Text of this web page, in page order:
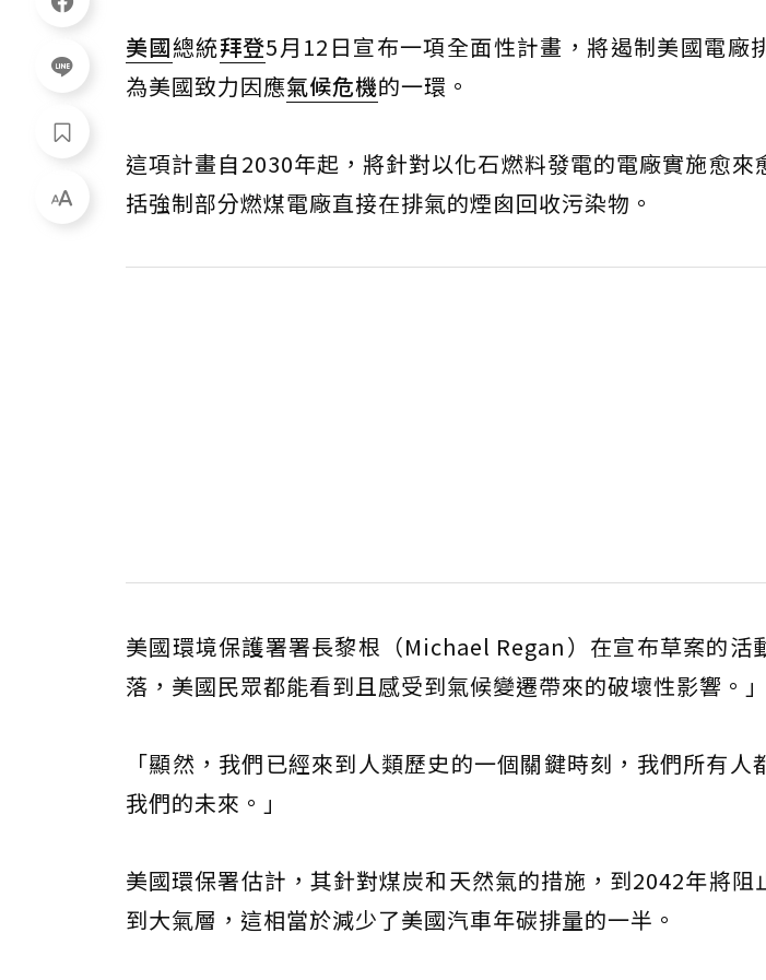
美國總統拜登5月12日宣布一項全面性計畫，將遏制美國電廠
為美國致力因應氣候危機的一環。
這項計畫自2030年起，將針對以化石燃料發電的電廠實施愈來
括強制部分燃煤電廠直接在排氣的煙囪回收污染物。
美國環境保護署署長黎根（Michael Regan）在宣布草案的活
落，美國民眾都能看到且感受到氣候變遷帶來的破壞性影響。」
「顯然，我們已經來到人類歷史的一個關鍵時刻，我們所有
我們的未來。」
美國環保署估計，其針對煤炭和天然氣的措施，到2042年將
到大氣層，這相當於減少了美國汽車年碳排量的一半。